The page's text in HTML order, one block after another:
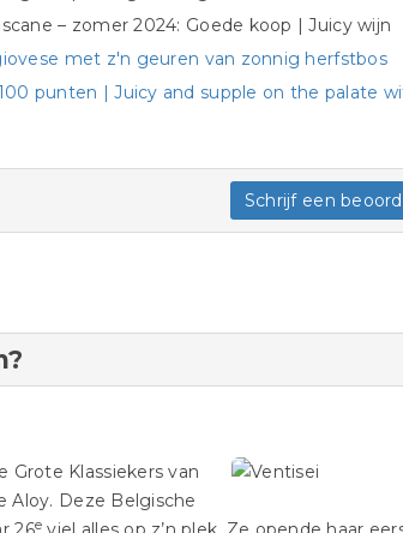
– zomer 2024: Goede koop | Juicy wijn
met z'n geuren van zonnig herfstbos
punten | Juicy and supple on the palate
Schrijf een
Grote Klassiekers van
Aloy. Deze Belgische
e